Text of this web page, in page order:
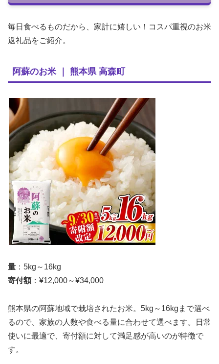
毎日食べるものだから、家計に嬉しい！コスパ重視のお米
返礼品をご紹介。
阿蘇のお米 ｜ 熊本県 高森町
量 ：5kg～16kg
寄付額：¥12,000～¥34,000
熊本県の阿蘇地域で栽培されたお米。5kg～16kgまで選べ
るので、家族の人数や食べる量に合わせて選べます。日常
使いに最適で、寄付額に対して満足感が高いのが特徴で
す。